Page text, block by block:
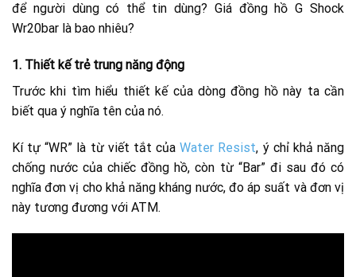
để người dùng có thể tin dùng? Giá đồng hồ G Shock
Wr20bar là bao nhiêu?
1. Thiết kế trẻ trung năng động
Trước khi tìm hiểu thiết kế của dòng đồng hồ này ta cần
biết qua ý nghĩa tên của nó.
Kí tự “WR” là từ viết tắt củaWater Resist, ý chỉ khả năng
chống nước của chiếc đồng hồ, còn từ “Bar” đi sau đó có
nghĩa đơn vị cho khả năng kháng nước, đo áp suất và đơn vị
này tương đương với ATM.